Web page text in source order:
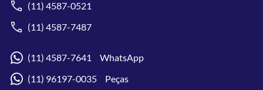
(11) 4587-0521
(11) 4587-7487
(11) 4587-7641 WhatsApp
(11) 96197-0035 Peças